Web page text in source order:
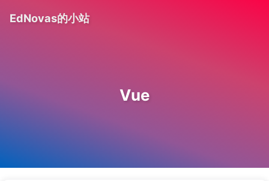
EdNovas的小站
Vue